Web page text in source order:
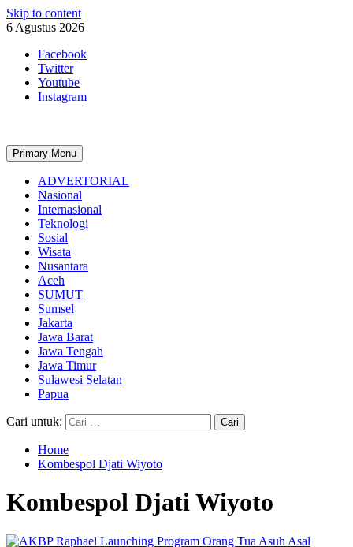
Skip to content
6 Agustus 2026
Facebook
Twitter
Youtube
Instagram
Primary Menu
ADVERTORIAL
Nasional
Internasional
Teknologi
Sosial
Wisata
Nusantara
Aceh
SUMUT
Sumsel
Jakarta
Jawa Barat
Jawa Tengah
Jawa Timur
Sulawesi Selatan
Papua
Cari untuk:
Home
Kombespol Djati Wiyoto
Kombespol Djati Wiyoto